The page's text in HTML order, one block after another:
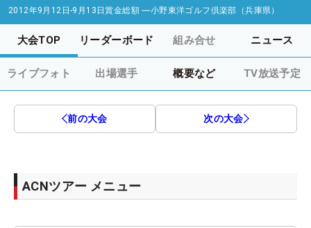
2012年9月12日-9月13日賞金総額 ―小野東洋ゴルフ倶楽部（兵庫県）
大会TOP リーダーボード 組み合せ ニュース
ライブフォト 出場選手 概要など TV放送予定
前の大会 次の大会
ACNツアー メニュー